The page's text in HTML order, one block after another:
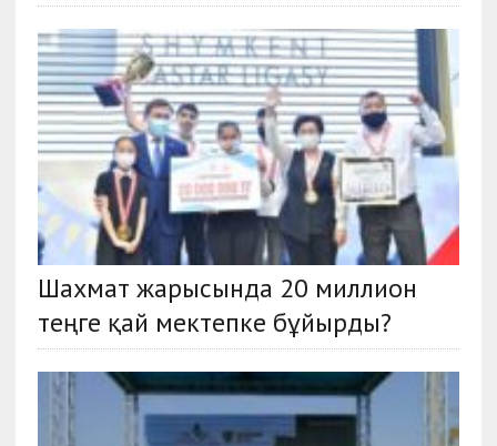
Шахмат жарысында 20 миллион
теңге қай мектепке бұйырды?